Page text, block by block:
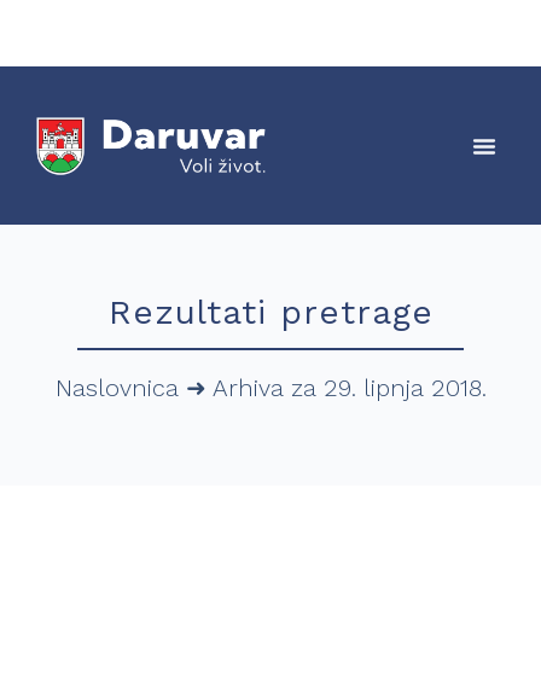
Rezultati pretrage
Naslovnica ➜ Arhiva za 29. lipnja 2018.